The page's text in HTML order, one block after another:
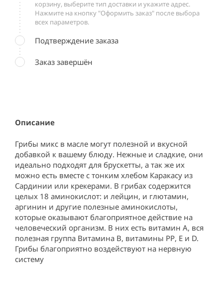
Описание
Грибы микс в масле могут полезной и вкусной
добавкой к вашему блюду. Нежные и сладкие, они
идеально подходят для брускетты, а так же их
можно есть вместе с тонким хлебом Каракасу из
Сардинии или крекерами. В грибах содержится
целых 18 аминокислот: и лейцин, и глютамин,
аргинин и другие полезные аминокислоты,
которые оказывают благоприятное действие на
человеческий организм. В них есть витамин А, вся
полезная группа Витамина В, витамины РР, Е и D.
Грибы благоприятно воздействуют на нервную
систему
корзину, выберите тип доставки и укажите адрес.
Нажмите на кнопку "Оформить заказ" после выбора
всех параметров.
Подтверждение заказа
Заказ завершён